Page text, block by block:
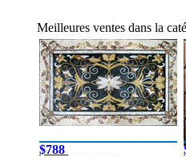
Meilleures ventes dans la
$788